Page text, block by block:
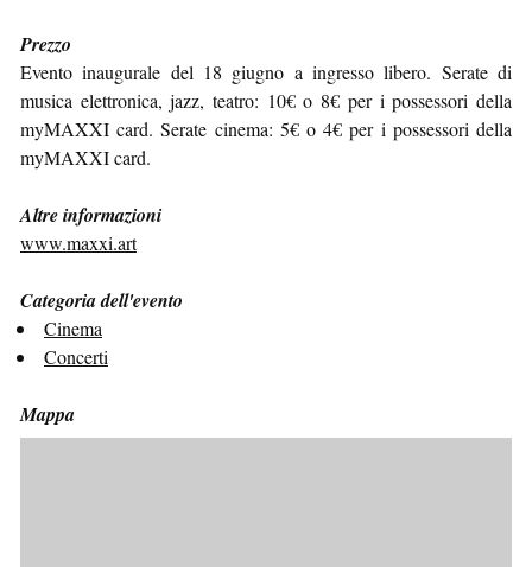
Prezzo
Evento inaugurale del 18 giugno a ingresso libero. Serate di
musica elettronica, jazz, teatro: 10€ o 8€ per i possessori della
myMAXXI card. Serate cinema: 5€ o 4€ per i possessori della
myMAXXI card.
Altre informazioni
www.maxxi.art
Categoria dell'evento
Cinema
Concerti
Mappa